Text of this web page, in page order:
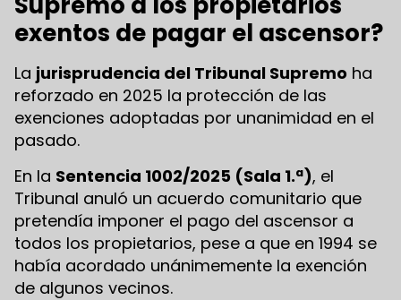
exentos de pagar el ascensor?
La jurisprudencia del Tribunal Supremo ha
reforzado en 2025 la protección de las
exenciones adoptadas por unanimidad en el
pasado.
En la Sentencia 1002/2025 (Sala 1.ª), el
Tribunal anuló un acuerdo comunitario que
pretendía imponer el pago del ascensor a
todos los propietarios, pese a que en 1994 se
había acordado unánimemente la exención
de algunos vecinos.